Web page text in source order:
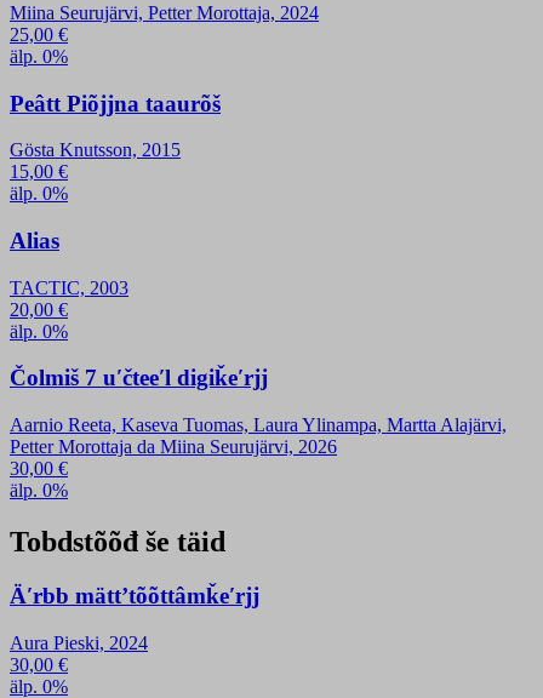
Miina Seurujärvi, Petter Morottaja, 2024
25,00 €
älp. 0%
Peâtt Piõjjna taaurõš
Gösta Knutsson, 2015
15,00 €
älp. 0%
Alias
TACTIC, 2003
20,00 €
älp. 0%
Čolmiš 7 uʹčteeʹl digiǩeʹrjj
Aarnio Reeta, Kaseva Tuomas, Laura Ylinampa, Martta Alajärvi,
Petter Morottaja da Miina Seurujärvi, 2026
30,00 €
älp. 0%
Tobdstõõđ še täid
Äʹrbb mättʼtõõttâmǩeʹrjj
Aura Pieski, 2024
30,00 €
älp. 0%